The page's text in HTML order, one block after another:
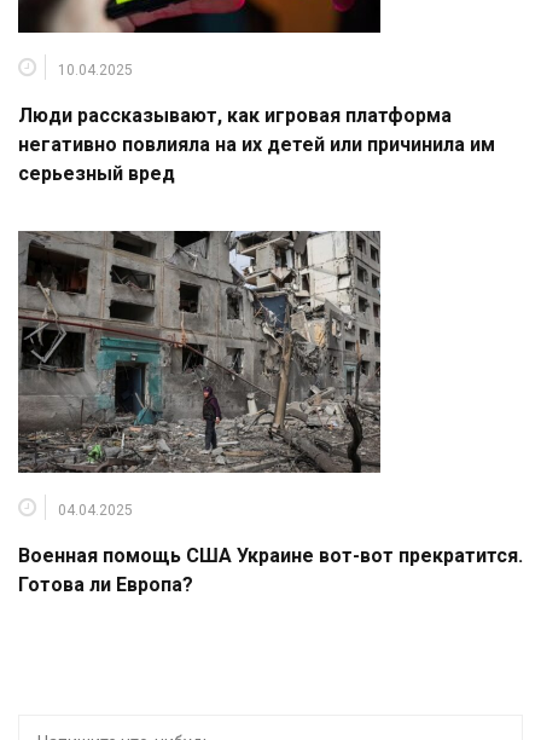
10.04.2025
Люди рассказывают, как игровая платформа
негативно повлияла на их детей или причинила им
серьезный вред
04.04.2025
Военная помощь США Украине вот-вот прекратится.
Готова ли Европа?